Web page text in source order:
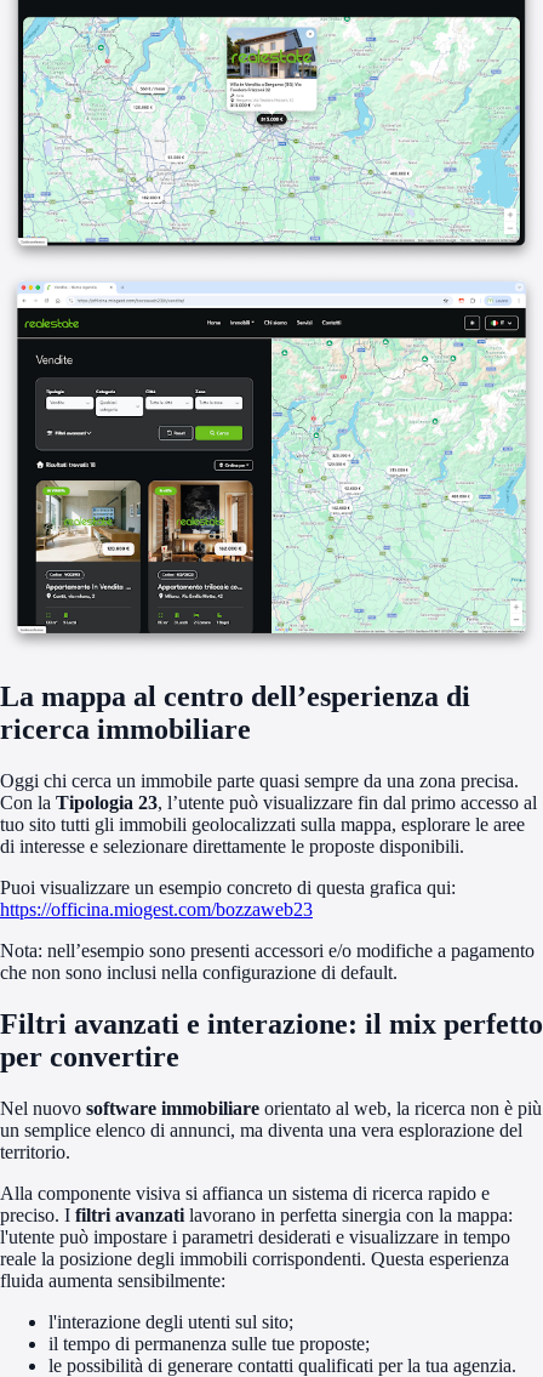
La mappa al centro dell’esperienza di
ricerca immobiliare
Oggi chi cerca un immobile parte quasi sempre da una zona precisa.
Con la Tipologia 23, l’utente può visualizzare fin dal primo accesso al
tuo sito tutti gli immobili geolocalizzati sulla mappa, esplorare le aree
di interesse e selezionare direttamente le proposte disponibili.
Puoi visualizzare un esempio concreto di questa grafica qui:
https://officina.miogest.com/bozzaweb23
Nota: nell’esempio sono presenti accessori e/o modifiche a pagamento
che non sono inclusi nella configurazione di default.
Filtri avanzati e interazione: il mix perfetto
per convertire
Nel nuovo software immobiliare orientato al web, la ricerca non è più
un semplice elenco di annunci, ma diventa una vera esplorazione del
territorio.
Alla componente visiva si affianca un sistema di ricerca rapido e
preciso. I filtri avanzati lavorano in perfetta sinergia con la mappa:
l'utente può impostare i parametri desiderati e visualizzare in tempo
reale la posizione degli immobili corrispondenti. Questa esperienza
fluida aumenta sensibilmente:
l'interazione degli utenti sul sito;
il tempo di permanenza sulle tue proposte;
le possibilità di generare contatti qualificati per la tua agenzia.